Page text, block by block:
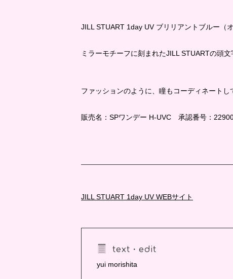
JILL STUART 1day UV ブリリアントブルー（オ
ミラーモチーフに刻まれたJILL STUARTの頭
ファッションのように、瞳もコーディネートし
販売名：SPワンデー H-UVC 承認番号：
JILL STUART 1day UV WEBサイト
text・edit
yui morishita